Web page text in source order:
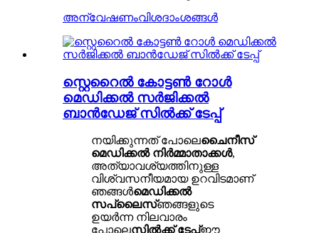
അന്വേഷണംവിശദാംശങ്ങൾ
സ്റ്റെറൈൽ കോട്ടൺ റോൾ
മെഡിക്കൽ സർജിക്കൽ
ബാൻഡേജ് സിൽക്ക് ടേപ്പ്
നയിക്കുന്നത് പോലെചൈനീസ്
മെഡിക്കൽ നിർമ്മാതാക്കൾ,
അത്യാവശ്യത്തിനുള്ള
വിശ്വസനീയമായ ഉറവിടമാണ്
ഞങ്ങൾമെഡിക്കൽ
സപ്ലൈസ്ഞങ്ങളുടെ
ഉയർന്ന നിലവാരം
പോലെസിൽക്ക് ടേപ്പ്ഈ